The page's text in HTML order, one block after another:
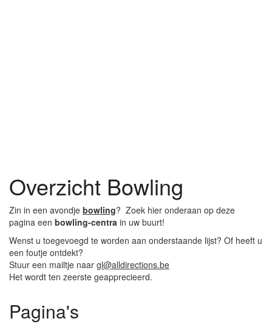
Overzicht Bowling
Zin in een avondje bowling? Zoek hier onderaan op deze
pagina een bowling-centra in uw buurt!
Wenst u toegevoegd te worden aan onderstaande lijst? Of heeft u
een foutje ontdekt?
Stuur een mailtje naar gl@alldirections.be
Het wordt ten zeerste geapprecieerd.
Pagina's